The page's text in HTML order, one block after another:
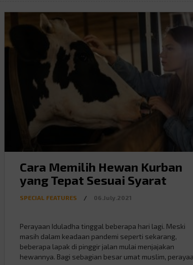
Cara Memilih Hewan Kurban
yang Tepat Sesuai Syarat
SPECIAL FEATURES / 06.July.2021
Perayaan Iduladha tinggal beberapa hari lagi. Meski
masih dalam keadaan pandemi seperti sekarang,
beberapa lapak di pinggir jalan mulai menjajakan
hewannya. Bagi sebagian besar umat muslim,